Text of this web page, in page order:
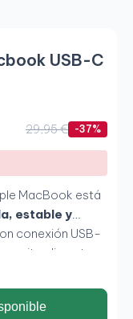
USB-C
29,95 € -37%
MacBook está
estable y
conexión USB-
, permite alimentar y
compacto y
para sustituir